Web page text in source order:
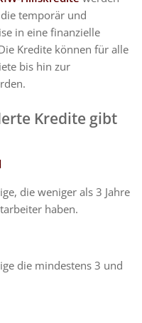
temporär und
in eine finanzielle
Kredite können für alle
bis hin zur
Kredite gibt
die weniger als 3 Jahre
haben.
die mindestens 3 und